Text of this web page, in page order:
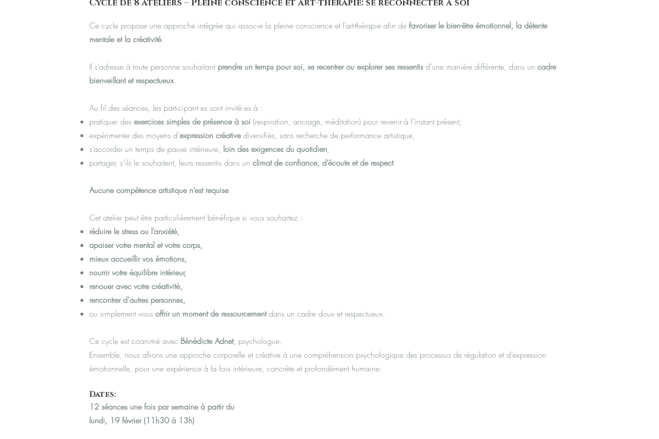
Cycle de 8 ateliers – Pleine conscience et art-thérapie: se reconnecter à soi
Ce cycle propose une approche intégrée qui associe la pleine conscience et l’art-thérapie afin de favoriser le bien-être émotionnel, la détente
mentale et la créativité.
Il s’adresse à toute personne souhaitant prendre un temps pour soi, se recentrer ou explorer ses ressentis d’une manière différente, dans un cadre
bienveillant et respectueux.
Au fil des séances, les participant·es sont invité·es à :
pratiquer des exercices simples de présence à soi (respiration, ancrage, méditation) pour revenir à l’instant présent,
expérimenter des moyens d’expression créativediversifiés, sans recherche de performance artistique,
s’accorder un temps de pause intérieure, loin des exigences du quotidien,
partager, s’ils le souhaitent, leurs ressentis dans un climat de confiance, d’écoute et de respect.
Aucune compétence artistique n’est requise.
Cet atelier peut être particulièrement bénéfique si vous souhaitez :
réduire le stress ou l’anxiété,
apaiser votre mental et votre corps,
mieux accueillir vos émotions,
nourrir votre équilibre intérieur,
renouer avec votre créativité,
rencontrer d'autres personnes,
ou simplement vous offrir un moment de ressourcementdans un cadre doux et respectueux.
Ce cycle est coanimé avec Bénédicte Adnet, psychologue.
Ensemble, nous allions une approche corporelle et créative à une compréhension psychologique des processus de régulation et d’expression
émotionnelle, pour une expérience à la fois intérieure, concrète et profondément humaine.
Dates:
12 séances une fois par semaine à partir du
lundi, 19 février (11h30 à 13h)